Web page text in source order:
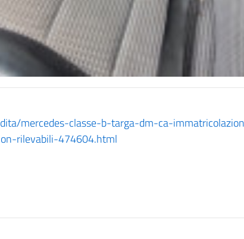
mercedes-classe-b-targa-dm-ca-
rilevabili-474604.html